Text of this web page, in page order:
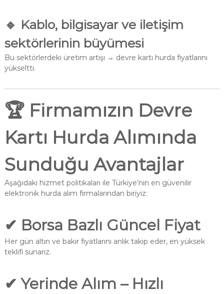
🔹 Kablo, bilgisayar ve iletişim
sektörlerinin büyümesi
Bu sektörlerdeki üretim artışı → devre kartı hurda fiyatlarını
yükseltti.
🏆 Firmamızın Devre
Kartı Hurda Alımında
Sunduğu Avantajlar
Aşağıdaki hizmet politikaları ile Türkiye’nin en güvenilir
elektronik hurda alım firmalarından biriyiz:
✔ Borsa Bazlı Güncel Fiyat
Her gün altın ve bakır fiyatlarını anlık takip eder, en yüksek
teklifi sunarız.
✔Yerinde Alım – Hızlı